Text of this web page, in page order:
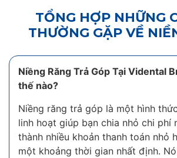
TỔNG HỢP NHỮNG
THƯỜNG GẶP VỀ
Niềng Răng Trả Góp Tại Vidental
thế nào?
Niềng răng trả góp là một hình
linh hoạt giúp bạn chia nhỏ chi phí
thành nhiều khoản thanh toán nhỏ
một khoảng thời gian nhất định.